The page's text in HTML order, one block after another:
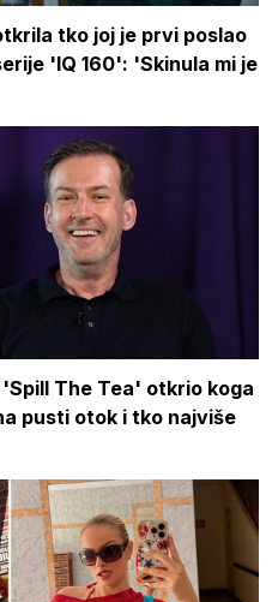
tko joj je prvi poslao
'IQ 160': 'Skinula mi je
The Tea' otkrio koga
pusti otok i tko najviše